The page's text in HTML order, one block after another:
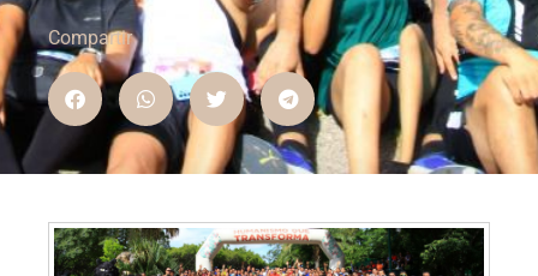
Compartir